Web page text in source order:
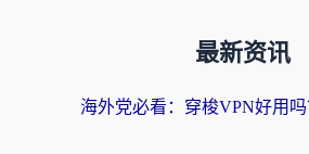
最新资讯